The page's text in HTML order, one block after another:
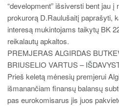
“development” išsiversti bent jau
prokurorą D.Raulušaitį paprašyti,
interesą mukintojams taikytų BK
reikalautų apkaltos.
PREMJERAS ALGIRDAS
BRIUSELIO VARTUS –
Prieš keletą mėnesių premjerui
išmanančiam finansų balansų
pas eurokomisarus jis juos